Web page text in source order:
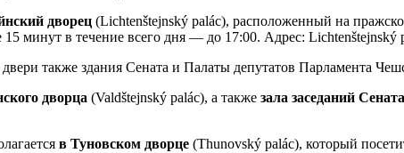
дворец (Lichtenštejnský palác), расположенный на
15 минут в течение всего дня — до 17:00. Адрес: Lichtenštejnský
также здания Сената и Палаты депутатов Парламента
дворца (Valdštejnský palác), а также зала заседаний
в Туновском дворце (Thunovský palác), который